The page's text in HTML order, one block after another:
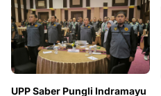
UPP Saber Pungli Indramayu